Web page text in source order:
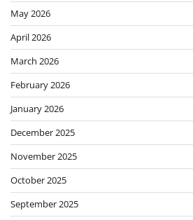
May 2026
April 2026
March 2026
February 2026
January 2026
December 2025
November 2025
October 2025
September 2025